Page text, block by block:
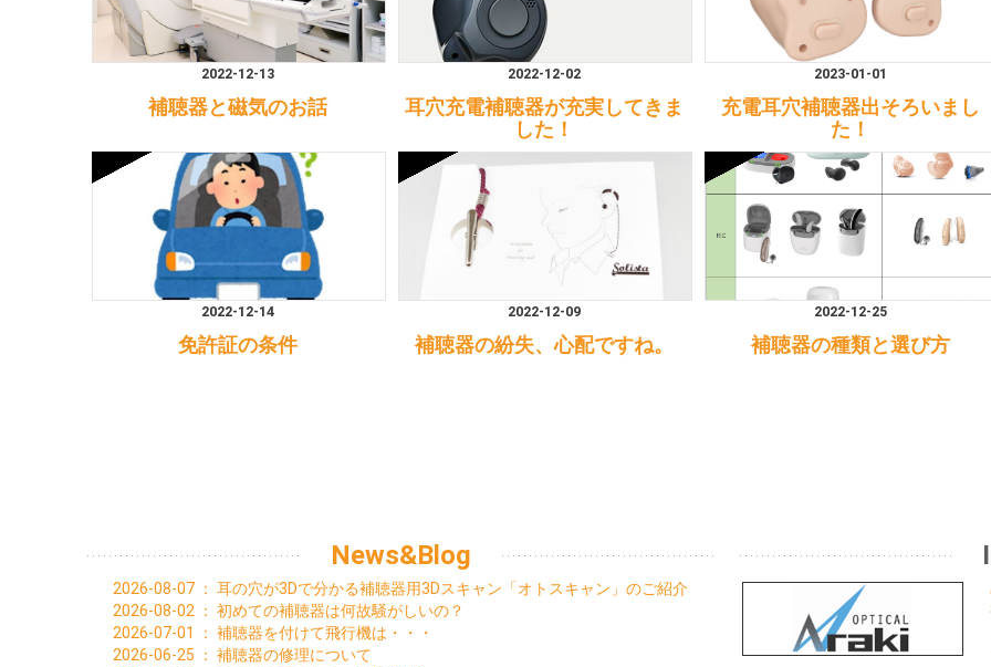
2022-12-13
補聴器と磁気のお話
2022-12-02
耳穴充電補聴器が充実してきま
した！
2023-01-01
充電耳穴補聴器出そろいまし
た！
2022-12-14
免許証の条件
2022-12-09
補聴器の紛失、心配ですね。
2022-12-25
補聴器の種類と選び方
News&Blog
2026-08-07 ： 耳の穴が3Dで分かる補聴器用3Dスキャン「オトスキャン」のご紹介
2026-08-02 ： 初めての補聴器は何故騒がしいの？
2026-07-01
： 補聴器を付けて飛行機は・・・
2026-06-25 ： 補聴器の修理について